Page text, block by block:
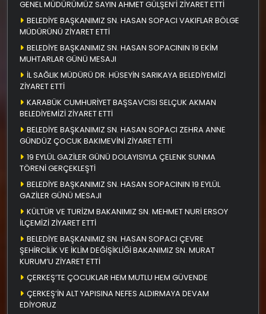
GENEL MÜDÜRÜMÜZ SAYIN AHMET GÜLŞEN’İ ZİYARET ETTİ
BELEDİYE BAŞKANIMIZ SN. HASAN SOPACI VAKIFLAR BÖLGE
MÜDÜRÜNÜ ZİYARET ETTİ
BELEDİYE BAŞKANIMIZ SN. HASAN SOPACININ 19 EKİM
MUHTARLAR GÜNÜ MESAJI
İL SAĞLIK MÜDÜRÜ DR. HÜSEYİN SARIKAYA BELEDİYEMİZİ
ZİYARET ETTİ
KARABÜK CUMHURİYET BAŞSAVCISI SELÇUK AKMAN
BELEDİYEMİZİ ZİYARET ETTİ
BELEDİYE BAŞKANIMIZ SN. HASAN SOPACI ZEHRA ANNE
GÜNDÜZ ÇOCUK BAKIMEVİNİ ZİYARET ETTİ
19 EYLÜL GAZİLER GÜNÜ DOLAYISIYLA ÇELENK SUNMA
TÖRENİ GERÇEKLEŞTİ
BELEDİYE BAŞKANIMIZ SN. HASAN SOPACININ 19 EYLÜL
GAZİLER GÜNÜ MESAJI
KÜLTÜR VE TURİZM BAKANIMIZ SN. MEHMET NURİ ERSOY
İLÇEMİZİ ZİYARET ETTİ
BELEDİYE BAŞKANIMIZ SN. HASAN SOPACI ÇEVRE
ŞEHİRCİLİK VE İKLİM DEĞİŞİKLİĞİ BAKANIMIZ SN. MURAT
KURUM’U ZİYARET ETTİ
ÇERKEŞ’TE ÇOCUKLAR HEM MUTLU HEM GÜVENDE
ÇERKEŞ’İN ALT YAPISINA NEFES ALDIRMAYA DEVAM
EDİYORUZ